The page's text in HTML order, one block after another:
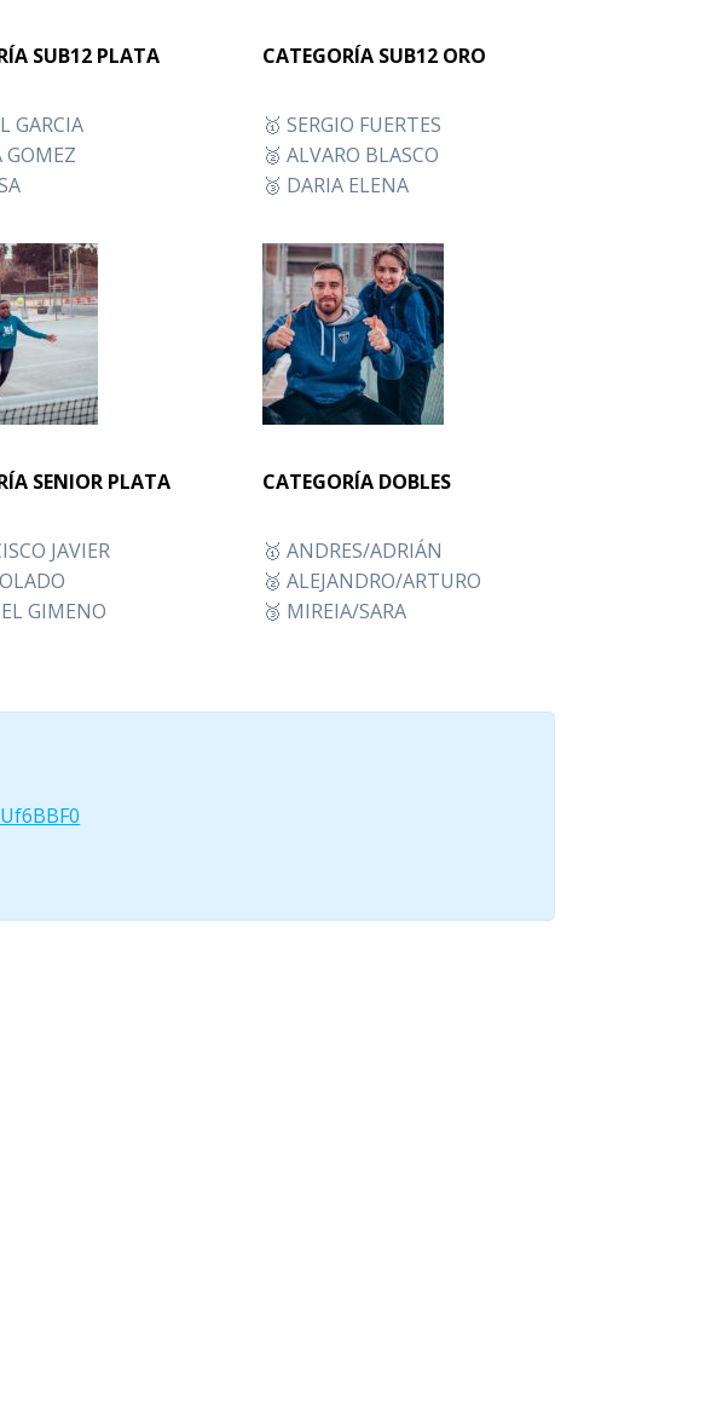
SUB12 PLATA
GARCIA
GOMEZ
CATEGORÍA SUB12 ORO
🥇 SERGIO FUERTES
🥈 ALVARO BLASCO
🥉 DARIA ELENA
SENIOR PLATA
JAVIER
GIMENO
CATEGORÍA DOBLES
🥇 ANDRES/ADRIÁN
🥈 ALEJANDRO/ARTURO
🥉 MIREIA/SARA